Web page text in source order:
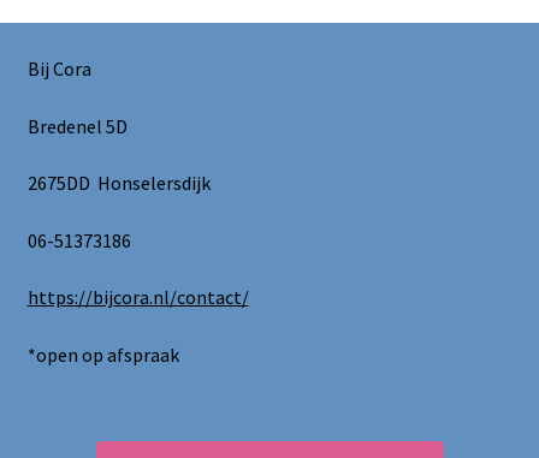
Bij Cora
Bredenel 5D
2675DD Honselersdijk
06-51373186
https://bijcora.nl/contact/
*open op afspraak